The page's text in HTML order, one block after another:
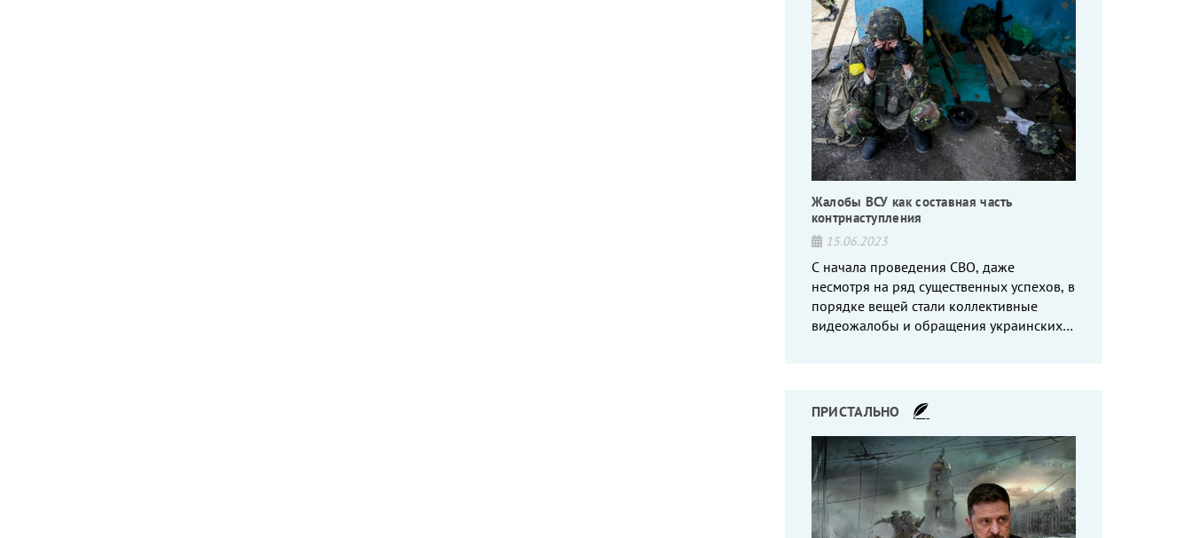
Жалобы ВСУ как составная часть
контрнаступления
15.06.2023
С начала проведения СВО, даже
несмотря на ряд существенных успехов, в
порядке вещей стали коллективные
видеожалобы и обращения украинских
ПРИСТАЛЬНО